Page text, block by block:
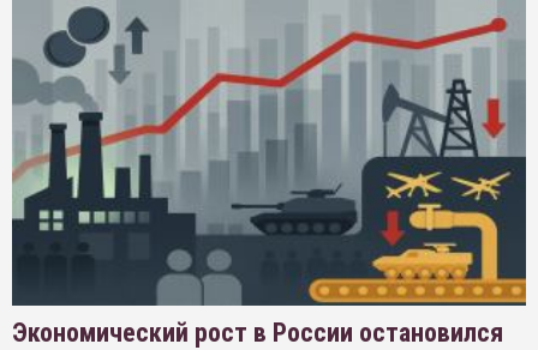
Экономический рост в России остановился